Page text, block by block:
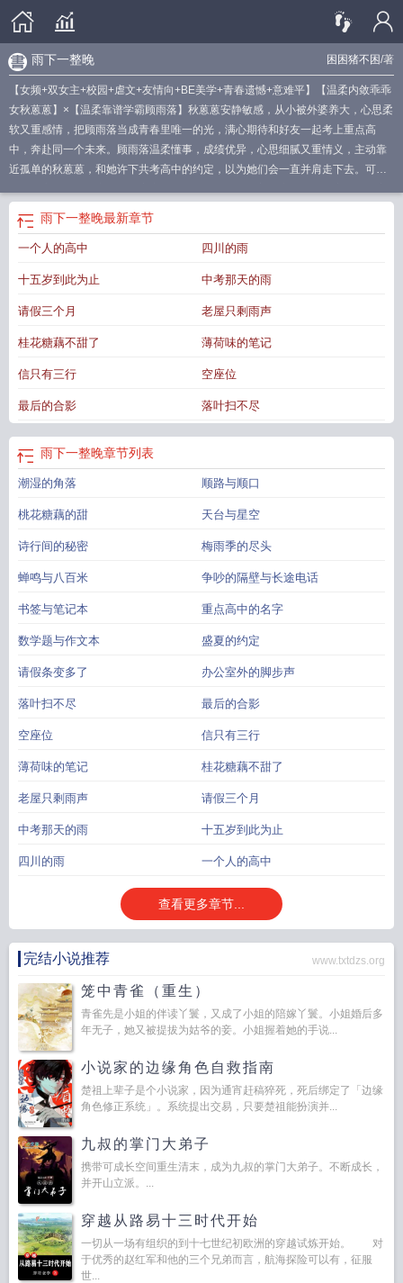
困困猪不困/著
雨下一整晚
【女频+双女主+校园+虐文+友情向+BE美学+青春遗憾+意难平】【温柔内敛乖乖
女秋蒽蒽】×【温柔靠谱学霸顾雨落】秋蒽蒽安静敏感，从小被外婆养大，心思柔
软又重感情，把顾雨落当成青春里唯一的光，满心期待和好友一起考上重点高
中，奔赴同一个未来。顾雨落温柔懂事，成绩优异，心思细腻又重情义，主动靠
近孤单的秋蒽蒽，和她许下共考高中的约定，以为她们会一直并肩走下去。可少
场，悄悄食言了两个人的中考之约。命运残忍接踵而至，秋蒽蒽又痛失最亲的外
婆，精神轰然崩塌，无心备考，中考遗憾失利，从此被困在十五岁的夏天，好几
年都走不出阴影。没有狗血误会，没有友情反目。只是两个要好的女孩，一个身
青春里再也弥补不了的意难平。纯校园友情BE，无恋爱，只有遗憾与别离。
雨落什么什么歌
雨落是什么东西雨落一天四庄
落地是什么歌曲 雨落一整晚歌 雨落西窗什么意思雨落一池秋
什么意思雨落歌词 一个落雨的晚上
念晚间落雨
雨下一整晚最新章节
一个人的高中 四川的雨
十五岁到此为止 中考那天的雨
请假三个月 老屋只剩雨声
桂花糖藕不甜了 薄荷味的笔记
信只有三行 空座位
最后的合影 落叶扫不尽
雨下一整晚章节列表
潮湿的角落 顺路与顺口
桃花糖藕的甜 天台与星空
诗行间的秘密 梅雨季的尽头
蝉鸣与八百米 争吵的隔壁与长途电话
书签与笔记本 重点高中的名字
数学题与作文本 盛夏的约定
请假条变多了 办公室外的脚步声
落叶扫不尽 最后的合影
空座位 信只有三行
薄荷味的笔记 桂花糖藕不甜了
老屋只剩雨声 请假三个月
中考那天的雨 十五岁到此为止
四川的雨 一个人的高中
查看更多章节...
完结小说推荐 www.txtdzs.org
笼中青雀（重生）
青雀先是小姐的伴读丫鬟，又成了小姐的陪嫁丫鬟。小姐婚后多
年无子，她又被提拔为姑爷的妾。小姐握着她的手说...
小说家的边缘角色自救指南
楚祖上辈子是个小说家，因为通宵赶稿猝死，死后绑定了「边缘
角色修正系统」。系统提出交易，只要楚祖能扮演并...
九叔的掌门大弟子
携带可成长空间重生清末，成为九叔的掌门大弟子。不断成长，
并开山立派。...
穿越从路易十三时代开始
一切从一场有组织的到十七世纪初欧洲的穿越试炼开始。 对
于优秀的赵红军和他的三个兄弟而言，航海探险可以有，征服
世...